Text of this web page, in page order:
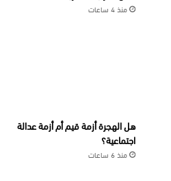
منذ 4 ساعات
هل الهجرة أزمة قيم أم أزمة عدالة
اجتماعية؟
منذ 6 ساعات